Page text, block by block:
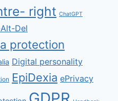
right ChatGPT
Del
protection
Digital personality
EpiDexia ePrivacy